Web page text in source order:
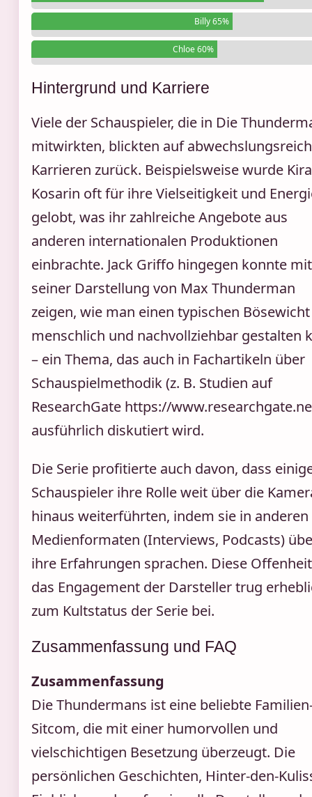
Billy 65%
Chloe 60%
Hintergrund und Karriere
Viele der Schauspieler, die in Die
mitwirkten, blickten auf
Karrieren zurück. Beispielsweise wurde Kira
Kosarin oft für ihre Vielseitigkeit und
gelobt, was ihr zahlreiche Angebote aus
anderen internationalen Produktionen
einbrachte. Jack Griffo hingegen konnte mit
seiner Darstellung von Max Thunderman
zeigen, wie man einen typischen Bösewicht
menschlich und nachvollziehbar gestalten
– ein Thema, das auch in Fachartikeln über
Schauspielmethodik (z. B. Studien auf
ResearchGate https://
ausführlich diskutiert wird.
Die Serie profitierte auch davon, dass
Schauspieler ihre Rolle weit über die
hinaus weiterführten, indem sie in anderen
Medienformaten (Interviews, Podcasts)
ihre Erfahrungen sprachen. Diese
das Engagement der Darsteller trug
zum Kultstatus der Serie bei.
Zusammenfassung und FAQ
Zusammenfassung
Die Thundermans ist eine beliebte
Sitcom, die mit einer humorvollen und
vielschichtigen Besetzung überzeugt. Die
persönlichen Geschichten, Hinter-den-